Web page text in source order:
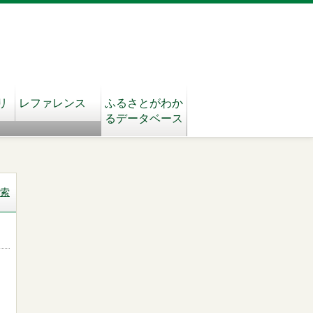
レファレンス
ふるさとがわか
るデータベース